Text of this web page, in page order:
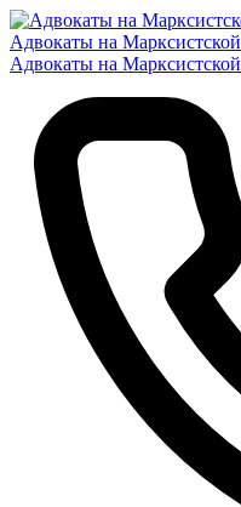
Адвокаты на Марксистской
Адвокаты на Марксистской